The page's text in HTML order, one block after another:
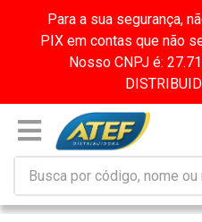
Para a sua segurança,
PIX em contas que não
Nosso CNPJ é: